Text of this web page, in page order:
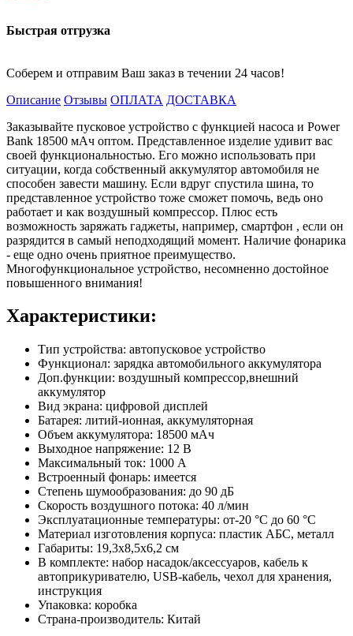
Быстрая отгрузка
Соберем и отправим Ваш заказ в течении 24 часов!
Описание Отзывы ОПЛАТА ДОСТАВКА
Заказывайте пусковое устройство с функцией насоса и Power
Bank 18500 мАч оптом. Представленное изделие удивит вас
своей функциональностью. Его можно использовать при
ситуации, когда собственный аккумулятор автомобиля не
способен завести машину. Если вдруг спустила шина, то
представленное устройство тоже сможет помочь, ведь оно
работает и как воздушный компрессор. Плюс есть
возможность заряжать гаджеты, например, смартфон , если он
разрядится в самый неподходящий момент. Наличие фонарика
- еще одно очень приятное преимущество.
Многофункциональное устройство, несомненно достойное
повышенного внимания!
Характеристики:
Тип устройства: автопусковое устройство
Функционал: зарядка автомобильного аккумулятора
Доп.функции: воздушный компрессор,внешний
аккумулятор
Вид экрана: цифровой дисплей
Батарея: литий-ионная, аккумуляторная
Объем аккумулятора: 18500 мАч
Выходное напряжение: 12 В
Максимальный ток: 1000 A
Встроенный фонарь: имеется
Степень шумообразования: до 90 дБ
Скорость воздушного потока: 40 л/мин
Эксплуатационные температуры: от-20 °C до 60 °C
Материал изготовления корпуса: пластик АБС, металл
Габариты: 19,3х8,5х6,2 см
В комплекте: набор насадок/аксессуаров, кабель к
автоприкуривателю, USB-кабель, чехол для хранения,
инструкция
Упаковка: коробка
Страна-производитель: Китай